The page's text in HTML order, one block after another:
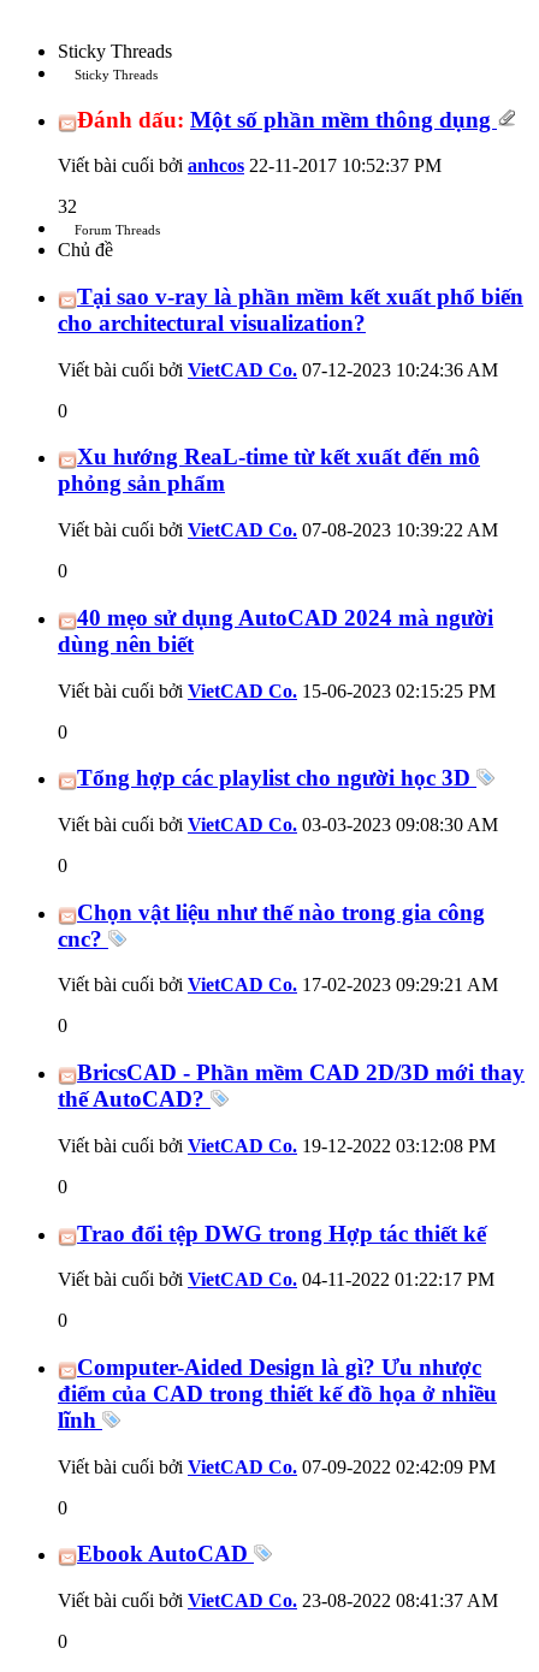
Sticky Threads
Sticky Threads
Đánh dấu: Một số phần mềm thông dụng
Viết bài cuối bởi anhcos 22-11-2017 10:52:37 PM
32
Forum Threads
Chủ đề
Tại sao v-ray là phần mềm kết xuất phổ biến
cho architectural visualization?
Viết bài cuối bởi VietCAD Co. 07-12-2023 10:24:36 AM
0
Xu hướng ReaL-time từ kết xuất đến mô
phỏng sản phẩm
Viết bài cuối bởi VietCAD Co. 07-08-2023 10:39:22 AM
0
40 mẹo sử dụng AutoCAD 2024 mà người
dùng nên biết
Viết bài cuối bởi VietCAD Co. 15-06-2023 02:15:25 PM
0
Tổng hợp các playlist cho người học 3D
Viết bài cuối bởi VietCAD Co. 03-03-2023 09:08:30 AM
0
Chọn vật liệu như thế nào trong gia công
cnc?
Viết bài cuối bởi VietCAD Co. 17-02-2023 09:29:21 AM
0
BricsCAD - Phần mềm CAD 2D/3D mới thay
thế AutoCAD?
Viết bài cuối bởi VietCAD Co. 19-12-2022 03:12:08 PM
0
Trao đổi tệp DWG trong Hợp tác thiết kế
Viết bài cuối bởi VietCAD Co. 04-11-2022 01:22:17 PM
0
Computer-Aided Design là gì? Ưu nhược
điểm của CAD trong thiết kế đồ họa ở nhiều
lĩnh
Viết bài cuối bởi VietCAD Co. 07-09-2022 02:42:09 PM
0
Ebook AutoCAD
Viết bài cuối bởi VietCAD Co. 23-08-2022 08:41:37 AM
0